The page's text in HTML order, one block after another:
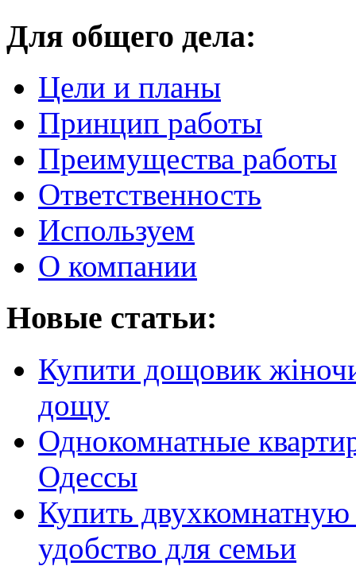
Для общего дела:
Цели и планы
Принцип работы
Преимущества работы
Ответственность
Используем
О компании
Новые статьи:
Купити дощовик
дощу
Однокомнатные
Одессы
Купить
удобство для семьи